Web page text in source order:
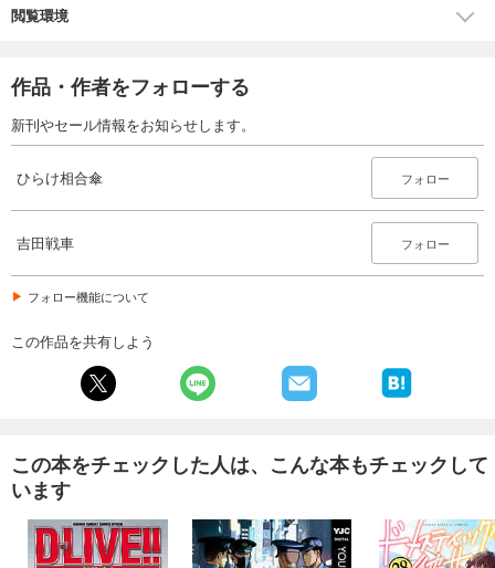
閲覧環境
作品・作者をフォローする
新刊やセール情報をお知らせします。
ひらけ相合傘 フォロー
吉田戦車 フォロー
フォロー機能について
この作品を共有しよう
この本をチェックした人は、こんな本もチェックして
います